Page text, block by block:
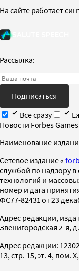
На сайте работает
Рассылка:
Подписаться
Все сразу
Новости Forbes Games
Наименование
Cетевое издание «
службой по надзору
технологий и
номер и дата
ФС77-82431 от 23
Адрес редакции,
Звенигородская 2-я,
Адрес редакции:
13, стр. 15, эт. 4, пом.